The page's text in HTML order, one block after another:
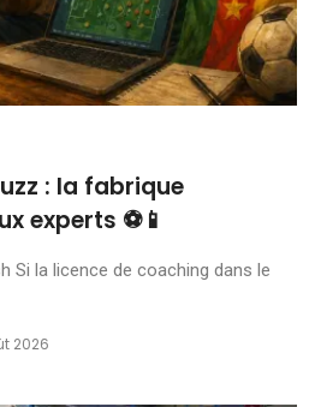
: la fabrique
experts ⚽📱
Si la licence de coaching dans le
2026